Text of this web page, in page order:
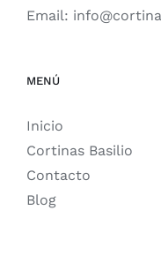
Email:
MENÚ
Inicio
Cortinas Basilio
Contacto
Blog